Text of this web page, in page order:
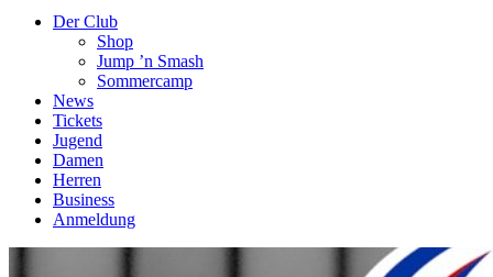
Der Club
Shop
Jump ’n Smash
Sommercamp
News
Tickets
Jugend
Damen
Herren
Business
Anmeldung